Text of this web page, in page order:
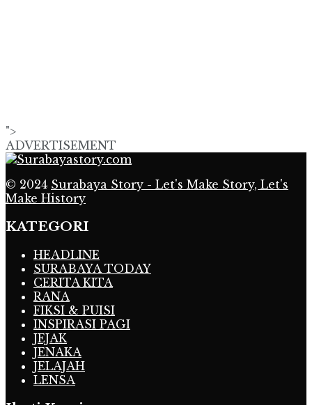
">
ADVERTISEMENT
© 2024 Surabaya Story - Let's Make Story, Let's
Make History
KATEGORI
HEADLINE
SURABAYA TODAY
CERITA KITA
RANA
FIKSI & PUISI
INSPIRASI PAGI
JEJAK
JENAKA
JELAJAH
LENSA